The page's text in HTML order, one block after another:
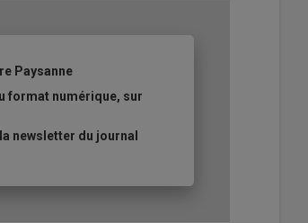
Paysanne
format numérique, sur
newsletter du journal